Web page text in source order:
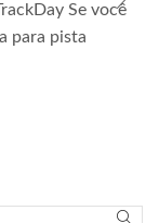
Se você
para pista